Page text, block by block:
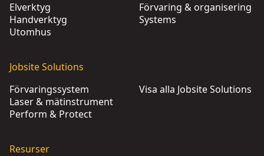
Elverktyg
Handverktyg
Utomhus
Förvaring & organisering
Systems
Jobsite Solutions
Förvaringssystem
Laser & mätinstrument
Perform & Protect
Visa alla Jobsite Solutions
Resurser